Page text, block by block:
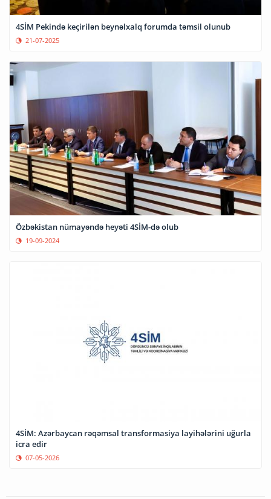
4SİM Pekində keçirilən beynəlxalq forumda təmsil olunub
21-07-2025
Özbəkistan nümayəndə heyəti 4SİM-də olub
19-09-2024
4SİM: Azərbaycan rəqəmsal transformasiya layihələrini uğurla
icra edir
07-05-2026